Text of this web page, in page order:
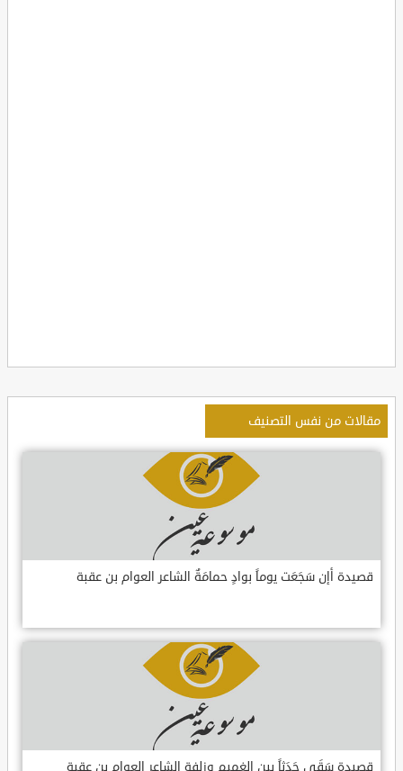
مقالات من نفس التصنيف
قصيدة أإن سَجَعَت يوماً بوادٍ حمامَةٌ الشاعر العوام بن عقبة
قصيدة سَقَى جَدَثاً بين الغميم وزلفةٍ الشاعر العوام بن عقبة